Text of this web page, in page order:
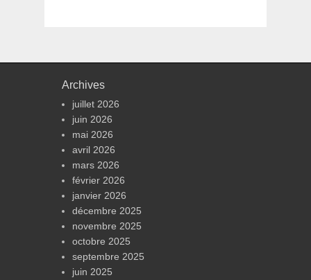
Archives
juillet 2026
juin 2026
mai 2026
avril 2026
mars 2026
février 2026
janvier 2026
décembre 2025
novembre 2025
octobre 2025
septembre 2025
juin 2025